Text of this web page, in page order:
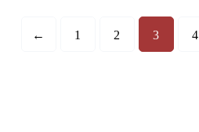
← 1 2 3 4